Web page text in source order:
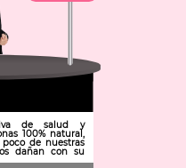
de salud y
100% natural,
de nuestras
dañan con su